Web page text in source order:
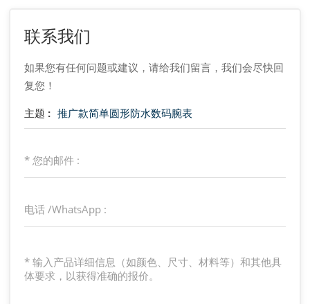
联系我们
如果您有任何问题或建议，请给我们留言，我们会尽快回
复您！
主题 : 推广款简单圆形防水数码腕表